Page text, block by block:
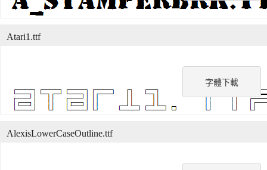
字體下載
Atari1.ttf
AlexisLowerCaseOutline.ttf